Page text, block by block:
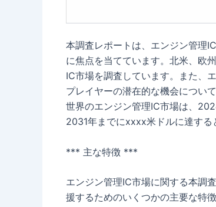
本調査レポートは、エンジン管理
に焦点を当てています。北米、欧
IC市場を調査しています。また、
プレイヤーの潜在的な機会につい
世界のエンジン管理IC市場は、
2031年までにxxxx米ドルに達する
*** 主な特徴 ***
エンジン管理IC市場に関する本調
援するためのいくつかの主要な特